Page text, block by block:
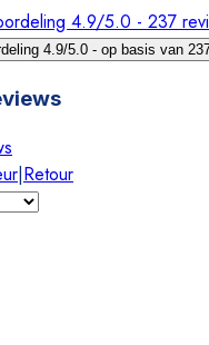
4.9/5.0 - 237
4.9/5.0 - op basis van
|Retour